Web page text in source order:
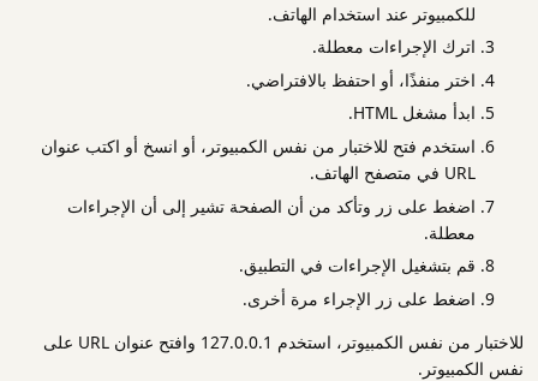
للكمبيوتر عند استخدام الهاتف.
اترك الإجراءات معطلة.
اختر منفذًا، أو احتفظ بالافتراضي.
ابدأ مشغل HTML.
استخدم فتح للاختبار من نفس الكمبيوتر، أو انسخ أو اكتب عنوان
URL في متصفح الهاتف.
اضغط على زر وتأكد من أن الصفحة تشير إلى أن الإجراءات
معطلة.
قم بتشغيل الإجراءات في التطبيق.
اضغط على زر الإجراء مرة أخرى.
للاختبار من نفس الكمبيوتر، استخدم 127.0.0.1 وافتح عنوان URL على
نفس الكمبيوتر.